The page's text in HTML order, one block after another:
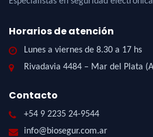
Horarios de atención
Lunes a viernes de 8.30 a 17 hs
Rivadavia 4484 – Mar del Plata
Contacto
+54 9 2235 24-9544
info@biosegur.com.ar